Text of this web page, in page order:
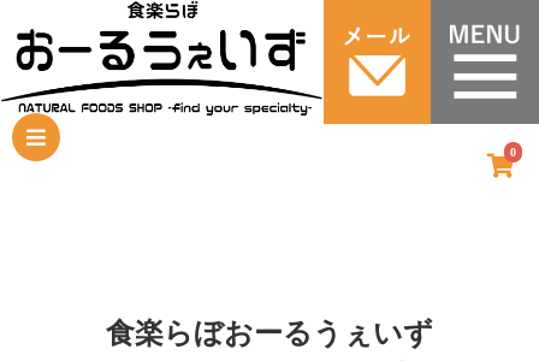
0
食楽らぼおーるうぇいず